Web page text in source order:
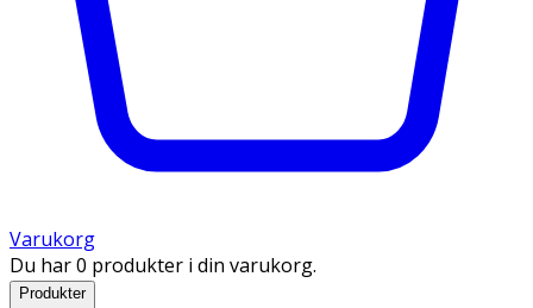
Varukorg
Du har 0 produkter i din varukorg.
Produkter